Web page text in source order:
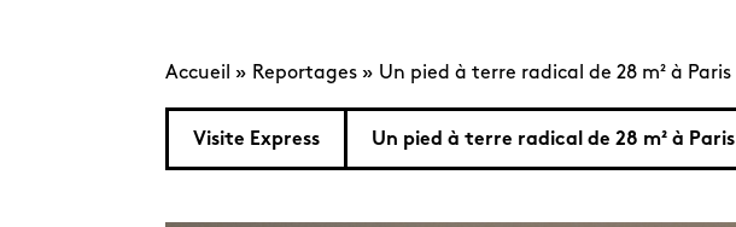
Accueil » Reportages » Un pied à terre radical de 28 m² à Paris
Visite Express Un pied à terre radical de 28 m² à Paris